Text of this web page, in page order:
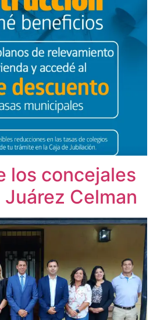
los concejales
Celman